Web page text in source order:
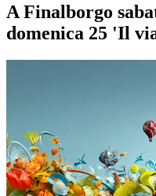
A Finalborgo
domenica 25 'Il